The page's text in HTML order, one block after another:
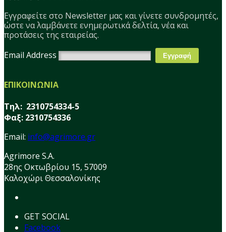
Εγγραφείτε στο Νewsletter μας και γίνετε συνδρομητές,
ώστε να λαμβάνετε ενημερωτικά δελτία, νέα και
προτάσεις της εταιρείας.
Email Address
ΕΠΙΚΟΙΝΩΝΙΑ
Τηλ: 2310754334-5
Φαξ: 2310754336
Email: info@agrimore.gr
Agrimore S.A.
28ης Οκτωβρίου 15, 57009
Καλοχώρι Θεσσαλονίκης
GET SOCIAL
Facebook